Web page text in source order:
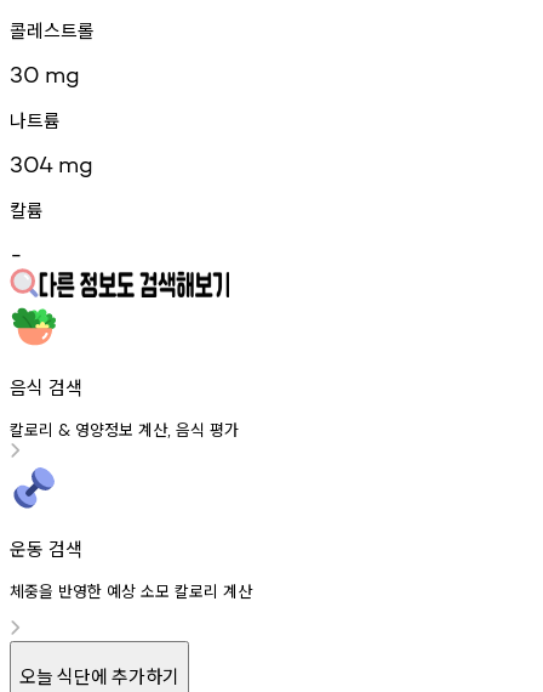
콜레스트롤
30 mg
나트륨
304 mg
칼륨
-
음식 검색
칼로리 & 영양정보 계산, 음식 평가
운동 검색
체중을 반영한 예상 소모 칼로리 계산
오늘 식단에 추가하기